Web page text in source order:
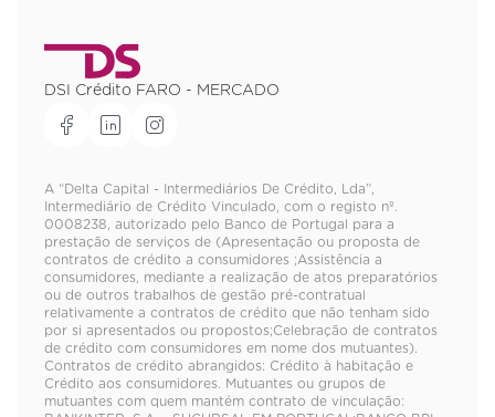
DSI Crédito FARO - MERCADO
A “Delta Capital - Intermediários De Crédito, Lda”,
Intermediário de Crédito Vinculado, com o registo nº.
0008238, autorizado pelo Banco de Portugal para a
prestação de serviços de (Apresentação ou proposta de
contratos de crédito a consumidores ;Assistência a
consumidores, mediante a realização de atos preparatórios
ou de outros trabalhos de gestão pré-contratual
relativamente a contratos de crédito que não tenham sido
por si apresentados ou propostos;Celebração de contratos
de crédito com consumidores em nome dos mutuantes).
Contratos de crédito abrangidos: Crédito à habitação e
Crédito aos consumidores. Mutuantes ou grupos de
mutuantes com quem mantém contrato de vinculação: